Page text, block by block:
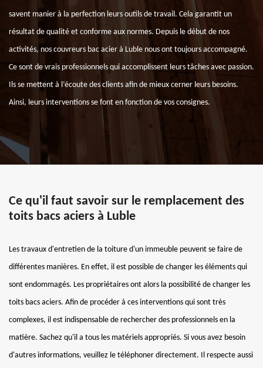
savent manier à la perfection leurs outils de travail. Cela garantit un
résultat de qualité et conforme aux normes. Depuis le début de nos
activités, nos couvreurs bac acier à Luble nous ont toujours accompagné.
Ce sont de vrais professionnels qui accomplissent leurs tâches avec passion.
Ils se mettent à l’écoute des clients afin de mieux cerner leurs besoins.
Ainsi, leurs interventions se font en fonction de vos consignes.
Ce qu'il faut savoir sur le remplacement des
toits bacs aciers à Luble
Les travaux d'entretien de la toiture d'un immeuble peuvent se faire de
différentes manières. En effet, il est possible de changer les éléments qui
sont endommagés. Les propriétaires ont alors la possibilité de changer les
toits bacs aciers. Afin de procéder à ces interventions qui sont très
complexes, il est indispensable de rechercher des professionnels en la
matière. Sachez qu'il a tous les matériels appropriés. Si vous avez besoin
d'autres informations, veuillez le téléphoner directement. Il respecte aussi